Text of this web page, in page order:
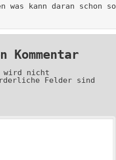
was kann daran schon so
Kommentar
wird nicht
Felder sind